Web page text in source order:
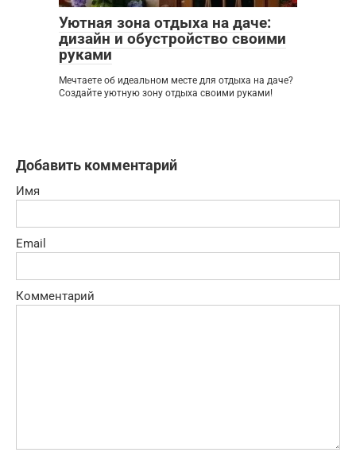
Уютная зона отдыха на даче:
дизайн и обустройство своими
руками
Мечтаете об идеальном месте для отдыха на даче?
Создайте уютную зону отдыха своими руками!
Добавить комментарий
Имя
Email
Комментарий